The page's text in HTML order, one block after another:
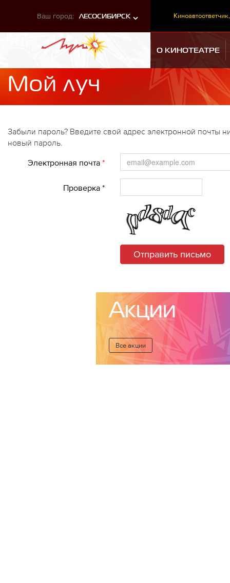
Ваш город: ЛЕСОСИБИРСК Киноавтоответчик,
О КИНОТЕАТРЕ
Мой луч
Забыли пароль? Введите свой адрес электронной почты
новый пароль.
Электронная почта*
Проверка *
Отправить письмо
Акции
Все акции